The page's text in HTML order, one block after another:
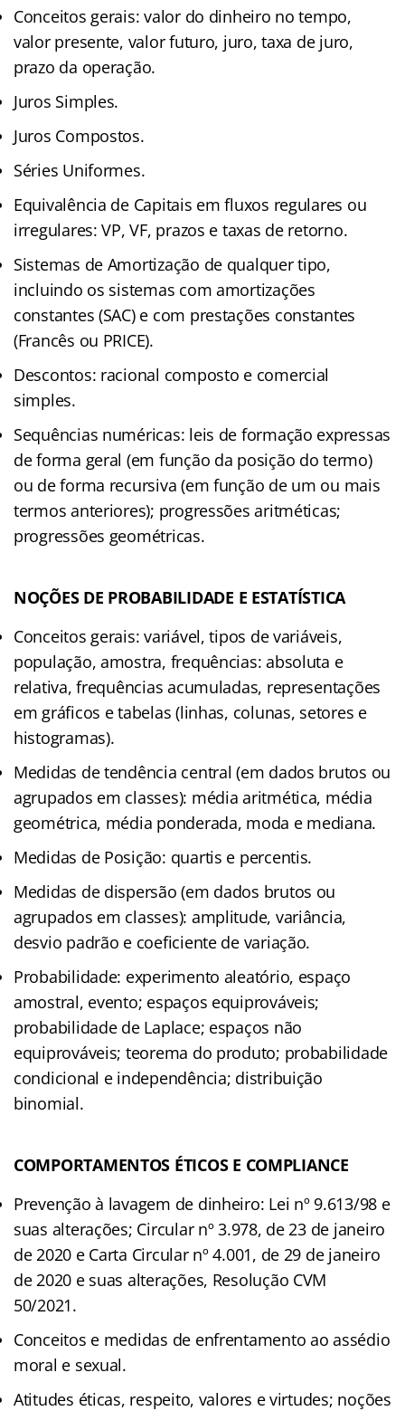
Conceitos gerais: valor do dinheiro no tempo,
valor presente, valor futuro, juro, taxa de juro,
prazo da operação.
Juros Simples.
Juros Compostos.
Séries Uniformes.
Equivalência de Capitais em fluxos regulares ou
irregulares: VP, VF, prazos e taxas de retorno.
Sistemas de Amortização de qualquer tipo,
incluindo os sistemas com amortizações
constantes (SAC) e com prestações constantes
(Francês ou PRICE).
Descontos: racional composto e comercial
simples.
Sequências numéricas: leis de formação expressas
de forma geral (em função da posição do termo)
ou de forma recursiva (em função de um ou mais
termos anteriores); progressões aritméticas;
progressões geométricas.
NOÇÕES DE PROBABILIDADE E ESTATÍSTICA
Conceitos gerais: variável, tipos de variáveis,
população, amostra, frequências: absoluta e
relativa, frequências acumuladas, representações
em gráficos e tabelas (linhas, colunas, setores e
histogramas).
Medidas de tendência central (em dados brutos ou
agrupados em classes): média aritmética, média
geométrica, média ponderada, moda e mediana.
Medidas de Posição: quartis e percentis.
Medidas de dispersão (em dados brutos ou
agrupados em classes): amplitude, variância,
desvio padrão e coeficiente de variação.
Probabilidade: experimento aleatório, espaço
amostral, evento; espaços equiprováveis;
probabilidade de Laplace; espaços não
equiprováveis; teorema do produto; probabilidade
condicional e independência; distribuição
binomial.
COMPORTAMENTOS ÉTICOS E COMPLIANCE
Prevenção à lavagem de dinheiro: Lei nº 9.613/98 e
suas alterações; Circular nº 3.978, de 23 de janeiro
de 2020 e Carta Circular nº 4.001, de 29 de janeiro
de 2020 e suas alterações, Resolução CVM
50/2021.
Conceitos e medidas de enfrentamento ao assédio
moral e sexual.
Atitudes éticas, respeito, valores e virtudes; noções